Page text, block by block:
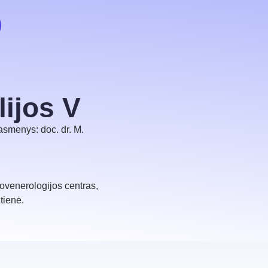
V
doc. dr. M.
centras,